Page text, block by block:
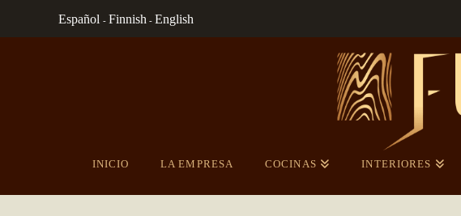
Español - Finnish - English
INICIO LA EMPRESA COCINAS INTERIORES